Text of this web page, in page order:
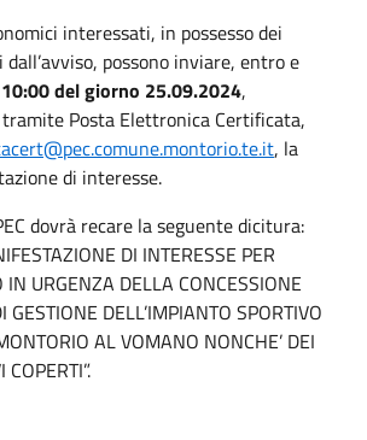
interessati, in possesso dei
possono inviare, entro e
del giorno 25.09.2024,
Posta Elettronica Certificata,
, la
di interesse.
dovrà recare la seguente dicitura:
DI INTERESSE PER
IN URGENZA DELLA CONCESSIONE
GESTIONE DELL’IMPIANTO SPORTIVO
AL VOMANO NONCHE’ DEI